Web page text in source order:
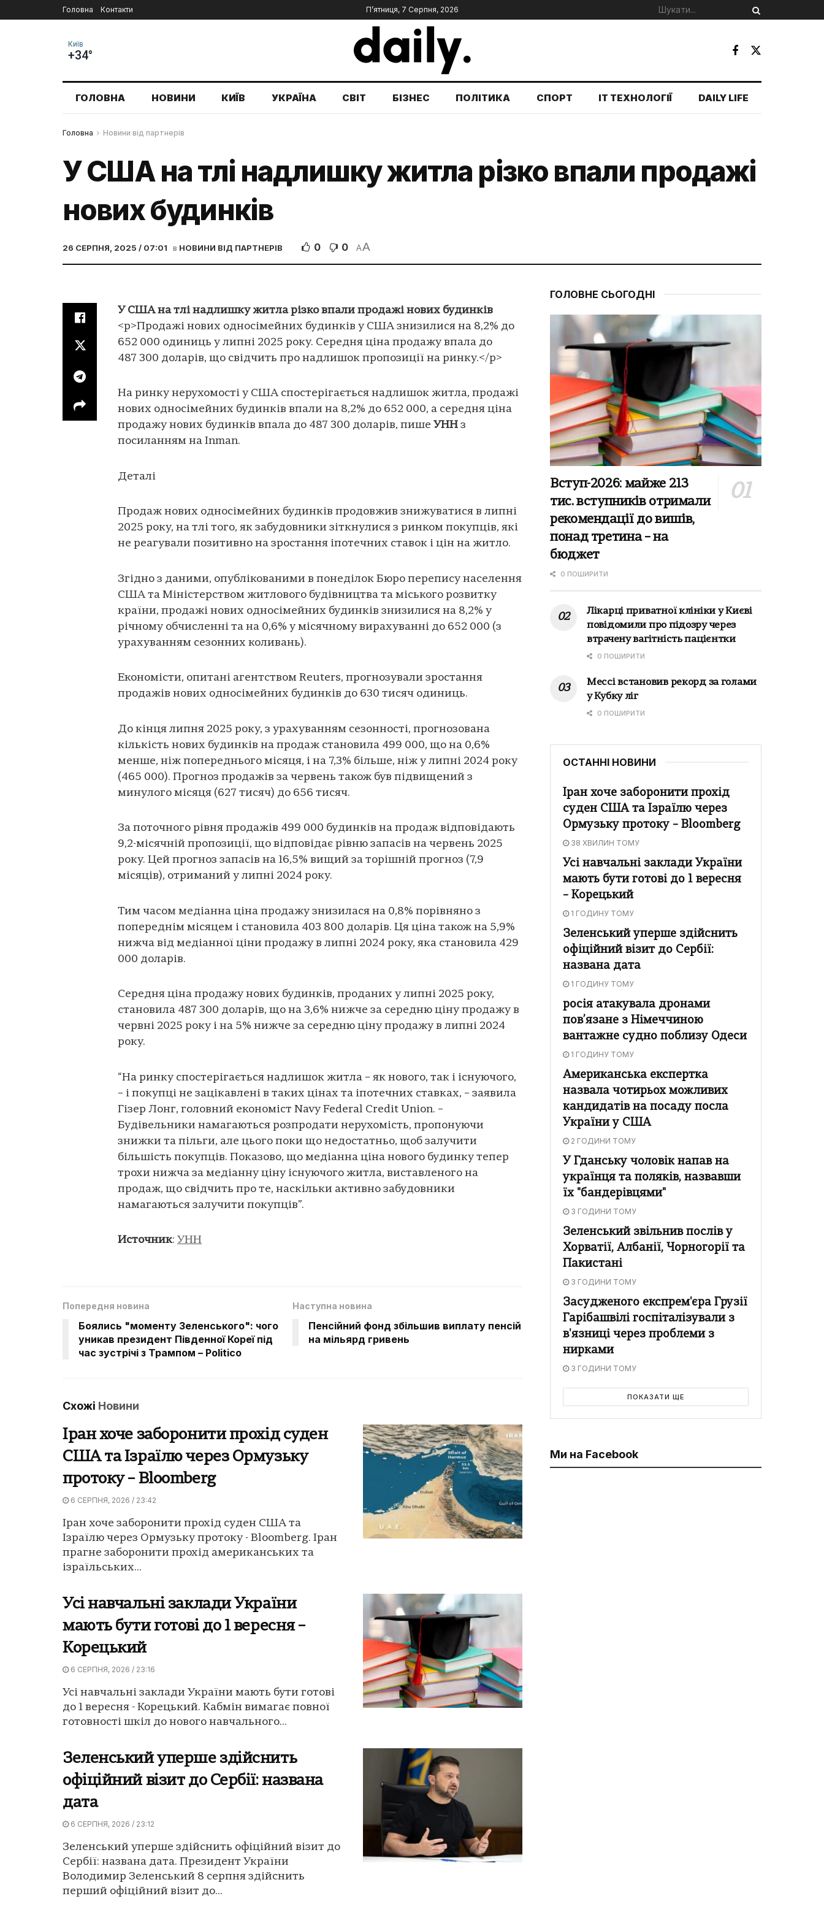
Головна Контакти П’ятниця, 7 Серпня, 2026
Київ
+34°
ГОЛОВНА НОВИНИ КИЇВ УКРАЇНА СВІТ БІЗНЕС ПОЛІТИКА СПОРТ IT ТЕХНОЛОГІЇ DAILY LIFE
Головна Новини від партнерів
У США на тлі надлишку житла різко впали продажі
нових будинків
26 СЕРПНЯ, 2025 / 07:01 в НОВИНИ ВІД ПАРТНЕРІВ 0 0 AA
У США на тлі надлишку житла різко впали продажі нових будинків
<p>Продажі нових односімейних будинків у США знизилися на 8,2% до
652 000 одиниць у липні 2025 року. Середня ціна продажу впала до
487 300 доларів, що свідчить про надлишок пропозиції на ринку.</p>
На ринку нерухомості у США спостерігається надлишок житла, продажі
нових односімейних будинків впали на 8,2% до 652 000, а середня ціна
продажу нових будинків впала до 487 300 доларів, пише УНН з
посиланням на Inman.
Деталі
Продаж нових односімейних будинків продовжив знижуватися в липні
2025 року, на тлі того, як забудовники зіткнулися з ринком покупців, які
не реагували позитивно на зростання іпотечних ставок і цін на житло.
Згідно з даними, опублікованими в понеділок Бюро перепису населення
США та Міністерством житлового будівництва та міського розвитку
країни, продажі нових односімейних будинків знизилися на 8,2% у
річному обчисленні та на 0,6% у місячному вирахуванні до 652 000 (з
урахуванням сезонних коливань).
Економісти, опитані агентством Reuters, прогнозували зростання
продажів нових односімейних будинків до 630 тисяч одиниць.
До кінця липня 2025 року, з урахуванням сезонності, прогнозована
кількість нових будинків на продаж становила 499 000, що на 0,6%
менше, ніж попереднього місяця, і на 7,3% більше, ніж у липні 2024 року
(465 000). Прогноз продажів за червень також був підвищений з
минулого місяця (627 тисяч) до 656 тисяч.
За поточного рівня продажів 499 000 будинків на продаж відповідають
9,2-місячній пропозиції, що відповідає рівню запасів на червень 2025
року. Цей прогноз запасів на 16,5% вищий за торішній прогноз (7,9
місяців), отриманий у липні 2024 року.
Тим часом медіанна ціна продажу знизилася на 0,8% порівняно з
попереднім місяцем і становила 403 800 доларів. Ця ціна також на 5,9%
нижча від медіанної ціни продажу в липні 2024 року, яка становила 429
000 доларів.
Середня ціна продажу нових будинків, проданих у липні 2025 року,
становила 487 300 доларів, що на 3,6% нижче за середню ціну продажу в
червні 2025 року і на 5% нижче за середню ціну продажу в липні 2024
року.
“На ринку спостерігається надлишок житла – як нового, так і існуючого,
– і покупці не зацікавлені в таких цінах та іпотечних ставках, – заявила
Гізер Лонг, головний економіст Navy Federal Credit Union. –
Будівельники намагаються розпродати нерухомість, пропонуючи
знижки та пільги, але цього поки що недостатньо, щоб залучити
більшість покупців. Показово, що медіанна ціна нового будинку тепер
трохи нижча за медіанну ціну існуючого житла, виставленого на
продаж, що свідчить про те, наскільки активно забудовники
намагаються залучити покупців”.
Источник: УНН
Попередня новина
Боялись "моменту Зеленського": чого
уникав президент Південної Кореї під
час зустрічі з Трампом – Politico
Наступна новина
Пенсійний фонд збільшив виплату пенсій
на мільярд гривень
Схожі Новини
Іран хоче заборонити прохід суден
США та Ізраїлю через Ормузьку
протоку – Bloomberg
6 СЕРПНЯ, 2026 / 23:42
Іран хоче заборонити прохід суден США та
Ізраїлю через Ормузьку протоку - Bloomberg. Іран
прагне заборонити прохід американських та
ізраїльських...
Усі навчальні заклади України
мають бути готові до 1 вересня –
Корецький
6 СЕРПНЯ, 2026 / 23:16
Усі навчальні заклади України мають бути готові
до 1 вересня - Корецький. Кабмін вимагає повної
готовності шкіл до нового навчального...
Зеленський уперше здійснить
офіційний візит до Сербії: названа
дата
6 СЕРПНЯ, 2026 / 23:12
Зеленський уперше здійснить офіційний візит до
Сербії: названа дата. Президент України
Володимир Зеленський 8 серпня здійснить
перший офіційний візит до...
ГОЛОВНЕ СЬОГОДНІ
Вступ-2026: майже 213
тис. вступників отримали
рекомендації до вишів,
понад третина – на
бюджет
0 ПОШИРИТИ
Лікарці приватної клініки у Києві
повідомили про підозру через
втрачену вагітність пацієнтки
0 ПОШИРИТИ
Мессі встановив рекорд за голами
у Кубку ліг
0 ПОШИРИТИ
ОСТАННІ НОВИНИ
Іран хоче заборонити прохід
суден США та Ізраїлю через
Ормузьку протоку – Bloomberg
38 ХВИЛИН ТОМУ
Усі навчальні заклади України
мають бути готові до 1 вересня
– Корецький
1 ГОДИНУ ТОМУ
Зеленський уперше здійснить
офіційний візит до Сербії:
названа дата
1 ГОДИНУ ТОМУ
росія атакувала дронами
пов’язане з Німеччиною
вантажне судно поблизу Одеси
1 ГОДИНУ ТОМУ
Американська експертка
назвала чотирьох можливих
кандидатів на посаду посла
України у США
2 ГОДИНИ ТОМУ
У Гданську чоловік напав на
українця та поляків, назвавши
їх "бандерівцями"
3 ГОДИНИ ТОМУ
Зеленський звільнив послів у
Хорватії, Албанії, Чорногорії та
Пакистані
3 ГОДИНИ ТОМУ
Засудженого експрем'єра Грузії
Гарібашвілі госпіталізували з
в'язниці через проблеми з
нирками
3 ГОДИНИ ТОМУ
ПОКАЗАТИ ЩЕ
Ми на Facebook